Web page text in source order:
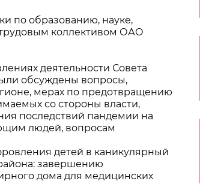
по образованию, науке,
коллективом ОАО
деятельности Совета
обсуждены вопросы,
мерах по предотвращению
со стороны власти,
последствий пандемии на
людей, вопросам
детей в каникулярный
завершению
дома для медицинских